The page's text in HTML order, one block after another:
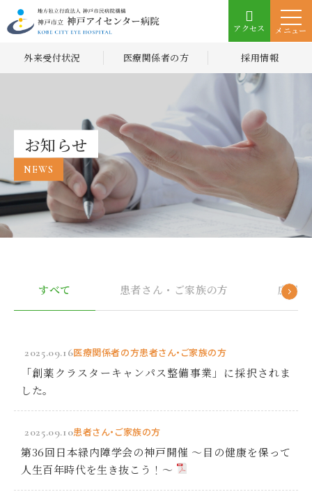
アクセス メニュー
外来受付状況 医療関係者の方 採用情報
お知らせ
NEWS
すべて 患者さん・ご家族の方 広報誌
2025.09.16医療関係者の方患者さん・ご家族の方
「創薬クラスターキャンパス整備事業」に採択されま
した。
2025.09.10患者さん・ご家族の方
第36回日本緑内障学会の神戸開催 ～目の健康を保って
人生百年時代を生き抜こう！～